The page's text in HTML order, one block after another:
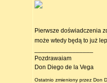
Pierwsze doświadczenia
może wtedy będą to już
Pozdrawaiam
Don Diego de la Vega
Ostatnio zmieniony przez Don